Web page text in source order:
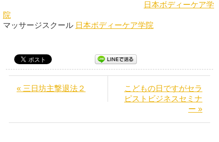
日本ボディーケア学
院
マッサージスクール 日本ボディーケア学院
« 三日坊主撃退法２
こどもの日ですがセラ
ピストビジネスセミナ
ー »